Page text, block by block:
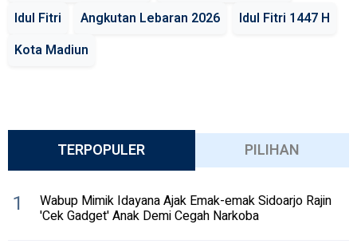
Idul Fitri Angkutan Lebaran 2026
Idul Fitri 1447 H
Kota Madiun
TERPOPULER PILIHAN
1 Wabup Mimik Idayana Ajak Emak-emak Sidoarjo Rajin
'Cek Gadget' Anak Demi Cegah Narkoba